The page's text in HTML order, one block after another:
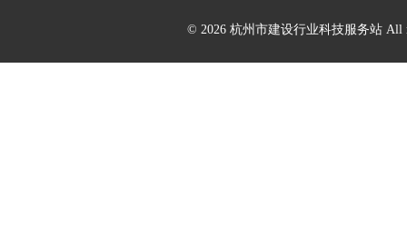
© 2026 杭州市建设行业科技服务站 All